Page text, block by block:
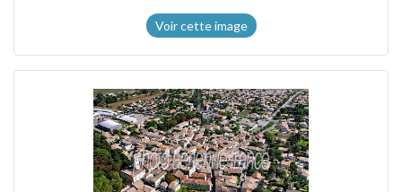
Voir cette image